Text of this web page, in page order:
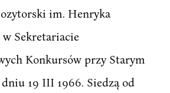
im. Henryka
Sekretariacie
Konkursów przy Starym
19 III 1966. Siedzą od